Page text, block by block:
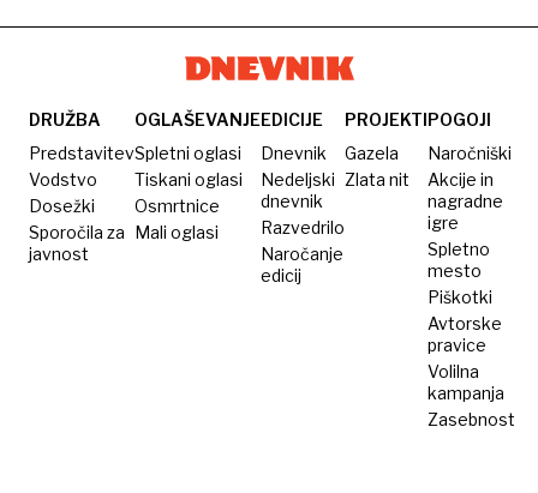
DRUŽBA
Predstavitev
Vodstvo
Dosežki
Sporočila za
javnost
OGLAŠEVANJE
Spletni oglasi
Tiskani oglasi
Osmrtnice
Mali oglasi
EDICIJE
Dnevnik
Nedeljski
dnevnik
Razvedrilo
Naročanje
edicij
PROJEKTI
Gazela
Zlata nit
POGOJI
Naročniški
Akcije in
nagradne
igre
Spletno
mesto
Piškotki
Avtorske
pravice
Volilna
kampanja
Zasebnost